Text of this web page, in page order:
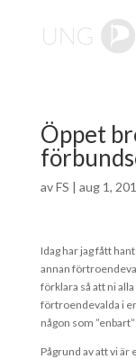
Öppet
avFS | aug 1,
Idag har jag fått
annan
förklara så att ni
förtroendevalda i
någon som
Pågrund av att vi